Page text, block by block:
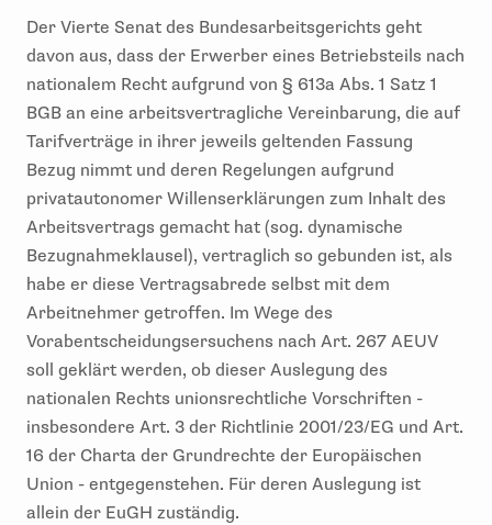
Der Vierte Senat des Bundesarbeitsgerichts geht
davon aus, dass der Erwerber eines Betriebsteils nach
nationalem Recht aufgrund von § 613a Abs. 1 Satz 1
BGB an eine arbeitsvertragliche Vereinbarung, die auf
Tarifverträge in ihrer jeweils geltenden Fassung
Bezug nimmt und deren Regelungen aufgrund
privatautonomer Willenserklärungen zum Inhalt des
Arbeitsvertrags gemacht hat (sog. dynamische
Bezugnahmeklausel), vertraglich so gebunden ist, als
habe er diese Vertragsabrede selbst mit dem
Arbeitnehmer getroffen. Im Wege des
Vorabentscheidungsersuchens nach Art. 267 AEUV
soll geklärt werden, ob dieser Auslegung des
nationalen Rechts unionsrechtliche Vorschriften -
insbesondere Art. 3 der Richtlinie 2001/23/EG und Art.
16 der Charta der Grundrechte der Europäischen
Union - entgegenstehen. Für deren Auslegung ist
allein der EuGH zuständig.